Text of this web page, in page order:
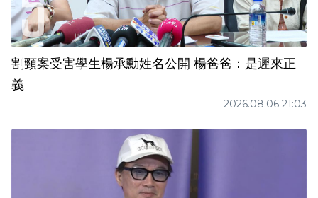
割頸案受害學生楊承勳姓名公開 楊爸爸：是遲來正
義
2026.08.06 21:03